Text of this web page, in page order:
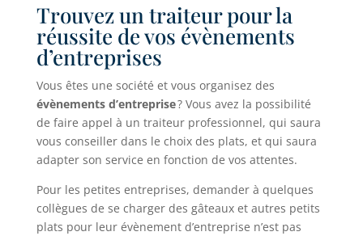
Trouvez un traiteur pour la
réussite de vos évènements
d’entreprises
Vous êtes une société et vous organisez des
évènements d’entreprise? Vous avez la possibilité
de faire appel à un traiteur professionnel, qui saura
vous conseiller dans le choix des plats, et qui saura
adapter son service en fonction de vos attentes.
Pour les petites entreprises, demander à quelques
collègues de se charger des gâteaux et autres petits
plats pour leur évènement d’entreprise n’est pas